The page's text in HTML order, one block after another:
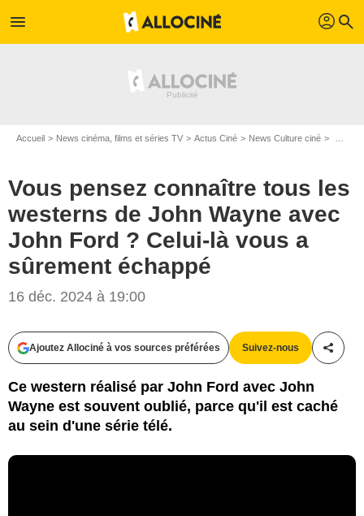
menu profil search
Accueil News cinéma, films et séries TV Actus Ciné News Culture ciné
Vous pensez connaître tous les
westerns de John Wayne avec
John Ford ? Celui-là vous a
sûrement échappé
16 déc. 2024 à 19:00
Ajoutez Allociné à vos sources préférées Suivez-nous
Ce western réalisé par John Ford avec John
Wayne est souvent oublié, parce qu'il est caché
au sein d'une série télé.